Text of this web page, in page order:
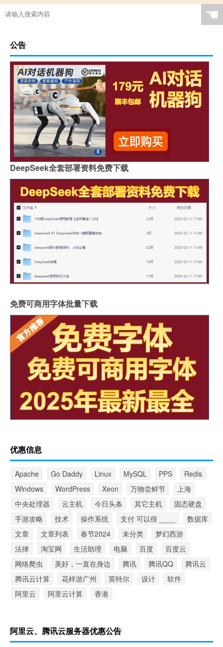
☚
公告
DeepSeek全套部署资料免费下载
免费可商用字体批量下载
优惠信息
Apache Go Daddy Linux MySQL PPS
Redis
Windows
WordPress Xeon 万物尝鲜节
上海
中央处理器
云主机 今日头条 其它主机
固态硬盘
手游攻略
技术 操作系统 支付 可以很 ____
数据库
文章
文章列表 春节2024 未分类
梦幻西游
法律
淘宝网 生活助理 电脑 百度
百度云
网络爬虫
美好，一直在身边 腾讯 腾讯QQ
腾讯云
腾讯云计算
花样游广州 英特尔 设计
软件
阿里云
阿里云计算 香港
阿里云、腾讯云服务器优惠公告